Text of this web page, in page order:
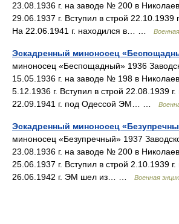
23.08.1936 г. на заводе № 200 в
29.06.1937 г. Вступил в строй 22.10.1939
На 22.06.1941 г. находился в… …
Эскадренный миноносец
миноносец «Беспощадный» 1936
15.05.1936 г. на заводе № 198 в
5.12.1936 г. Вступил в строй 22.08.1939
22.09.1941 г. под Одессой ЭМ… …
Эскадренный миноносец
миноносец «Безупречный» 1937
23.08.1936 г. на заводе № 200 в
25.06.1937 г. Вступил в строй 2.10.1939
26.06.1942 г. ЭМ шел из… …
Военная